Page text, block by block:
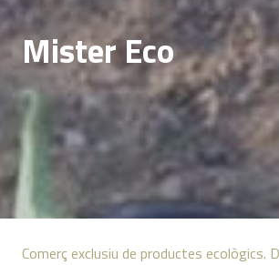
Mister Eco
Comerç exclusiu de productes ecològics.